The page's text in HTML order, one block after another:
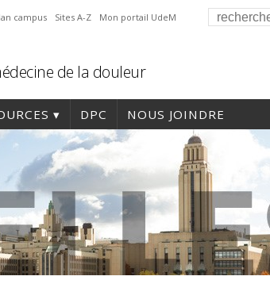
campus Sites A-Z Mon portail UdeM
de la douleur
DPC NOUS JOINDRE